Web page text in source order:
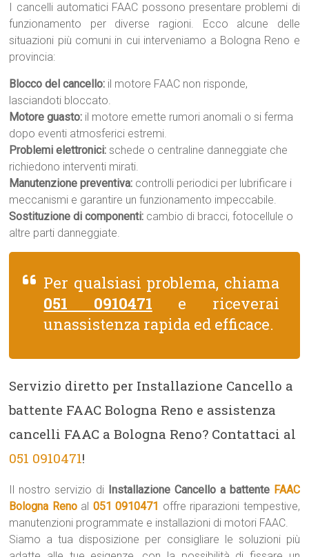
I cancelli automatici FAAC possono presentare problemi di
funzionamento per diverse ragioni. Ecco alcune delle
situazioni più comuni in cui interveniamo a Bologna Reno e
provincia:
Blocco del cancello: il motore FAAC non risponde,
lasciandoti bloccato.
Motore guasto: il motore emette rumori anomali o si ferma
dopo eventi atmosferici estremi.
Problemi elettronici: schede o centraline danneggiate che
richiedono interventi mirati.
Manutenzione preventiva: controlli periodici per lubrificare i
meccanismi e garantire un funzionamento impeccabile.
Sostituzione di componenti: cambio di bracci, fotocellule o
altre parti danneggiate.
Per qualsiasi problema, chiama
051 0910471 e riceverai
unassistenza rapida ed efficace.
Servizio diretto per Installazione Cancello a
battente FAAC Bologna Reno e assistenza
cancelli FAAC a Bologna Reno? Contattaci al
051 0910471!
Il nostro servizio di Installazione Cancello a battente FAAC
Bologna Renoal 051 0910471 offre riparazioni tempestive,
manutenzioni programmate e installazioni di motori FAAC.
Siamo a tua disposizione per consigliare le soluzioni più